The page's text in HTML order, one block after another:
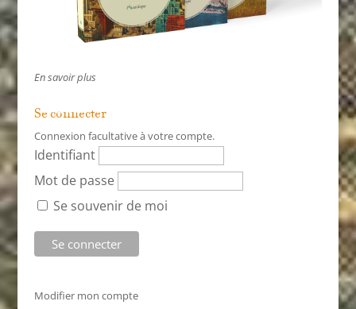
En savoir plus
Se connecter
Connexion facultative à votre compte.
Identifiant
Mot de passe
Se souvenir de moi
Modifier mon compte